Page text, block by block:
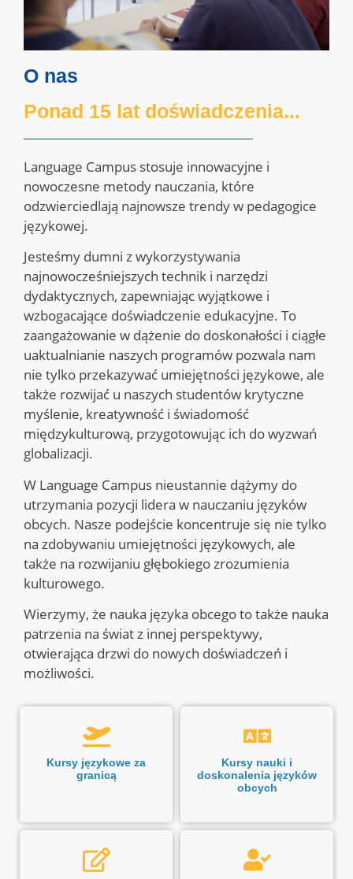
O nas
Ponad 15 lat doświadczenia...
Language Campus stosuje innowacyjne i
nowoczesne metody nauczania, które
odzwierciedlają najnowsze trendy w pedagogice
językowej.
Jesteśmy dumni z wykorzystywania
najnowocześniejszych technik i narzędzi
dydaktycznych, zapewniając wyjątkowe i
wzbogacające doświadczenie edukacyjne. To
zaangażowanie w dążenie do doskonałości i ciągłe
uaktualnianie naszych programów pozwala nam
nie tylko przekazywać umiejętności językowe, ale
także rozwijać u naszych studentów krytyczne
myślenie, kreatywność i świadomość
międzykulturową, przygotowując ich do wyzwań
globalizacji.
W Language Campus nieustannie dążymy do
utrzymania pozycji lidera w nauczaniu języków
obcych. Nasze podejście koncentruje się nie tylko
na zdobywaniu umiejętności językowych, ale
także na rozwijaniu głębokiego zrozumienia
kulturowego.
Wierzymy, że nauka języka obcego to także nauka
patrzenia na świat z innej perspektywy,
otwierająca drzwi do nowych doświadczeń i
możliwości.
Kursy językowe za
granicą
Kursy nauki i
doskonalenia języków
obcych